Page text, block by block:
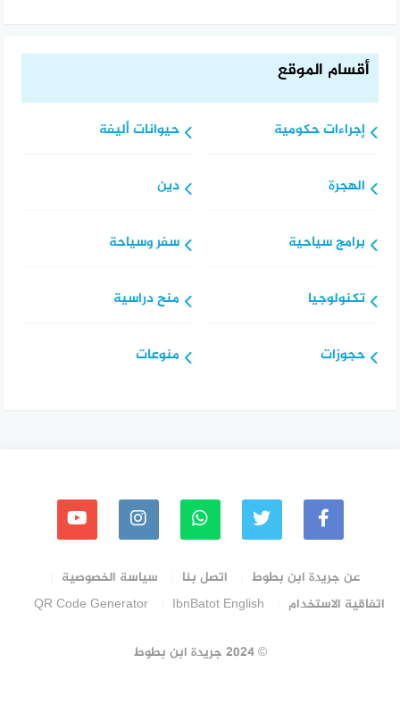
أقسام الموقع
إجراءات حكومية
الهجرة
برامج سياحية
تكنولوجيا
حجوزات
حيوانات أليفة
دين
سفر وسياحة
منح دراسية
منوعات
عن جريدة ابن بطوط اتصل بنا
سياسة الخصوصية
اتفاقية الاستخدام
IbnBatot English
QR Code Generator
© 2024 جريدة ابن بطوط